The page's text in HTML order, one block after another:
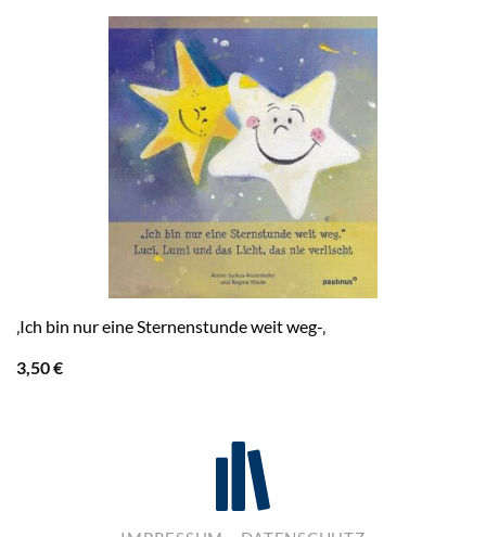
‚Ich bin nur eine Sternenstunde weit weg-‚
3,50€